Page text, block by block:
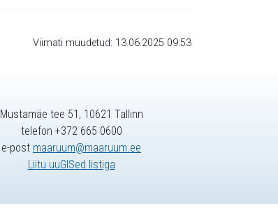
Viimati muudetud: 13.06.2025 09:53
Mustamäe tee 51, 10621 Tallinn
telefon +372 665 0600
e-post maaruum@maaruum.ee
Liitu uuGISed listiga